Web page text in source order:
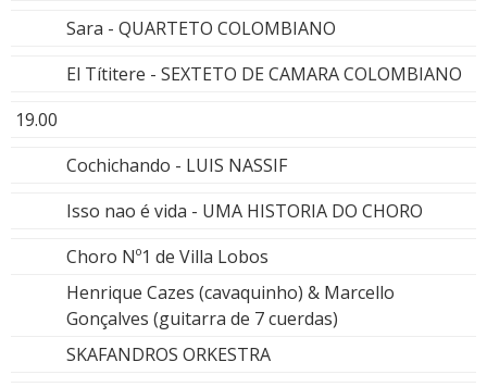
Sara - QUARTETO COLOMBIANO
El Títitere - SEXTETO DE CAMARA COLOMBIANO
19.00
Cochichando - LUIS NASSIF
Isso nao é vida - UMA HISTORIA DO CHORO
Choro Nº1 de Villa Lobos
Henrique Cazes (cavaquinho) & Marcello
Gonçalves (guitarra de 7 cuerdas)
SKAFANDROS ORKESTRA